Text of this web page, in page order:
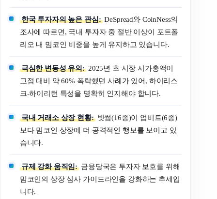
한국 투자자의 높은 관심:DeSpread와 CoinNess의
조사에 따르면, 국내 투자자 중 절반 이상이 포트폴
리오 내 밈코인 비중을 높게 유지하고 있습니다.
극심한 변동성 유의: 2025년 초 시장 시가총액이
고점 대비 약 60% 폭락했던 사례가 있어, 하이리스
크-하이리턴 특성을 명확히 인지해야 합니다.
국내 거래소 상장 현황:빗썸(16종)이 업비트(6종)
보다 밈코인 상장에 더 공격적인 행보를 보이고 있
습니다.
규제 강화 움직임: 금융당국은 투자자 보호를 위해
밈코인의 상장 심사 가이드라인을 강화하는 추세입
니다.